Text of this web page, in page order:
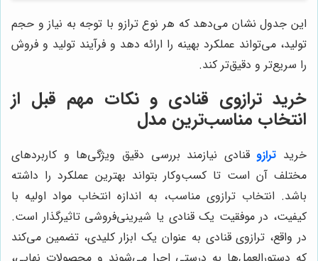
این جدول نشان می‌دهد که هر نوع ترازو با توجه به نیاز و حجم
تولید، می‌تواند عملکرد بهینه را ارائه دهد و فرآیند تولید و فروش
را سریع‌تر و دقیق‌تر کند.
خرید ترازوی قنادی و نکات مهم قبل از
انتخاب مناسب‌ترین مدل
خرید ترازوقنادی نیازمند بررسی دقیق ویژگی‌ها و کاربردهای
مختلف آن است تا کسب‌وکار بتواند بهترین عملکرد را داشته
باشد. انتخاب ترازوی مناسب، به اندازه انتخاب مواد اولیه با
کیفیت، در موفقیت یک قنادی یا شیرینی‌فروشی تاثیرگذار است.
در واقع، ترازوی قنادی به عنوان یک ابزار کلیدی، تضمین می‌کند